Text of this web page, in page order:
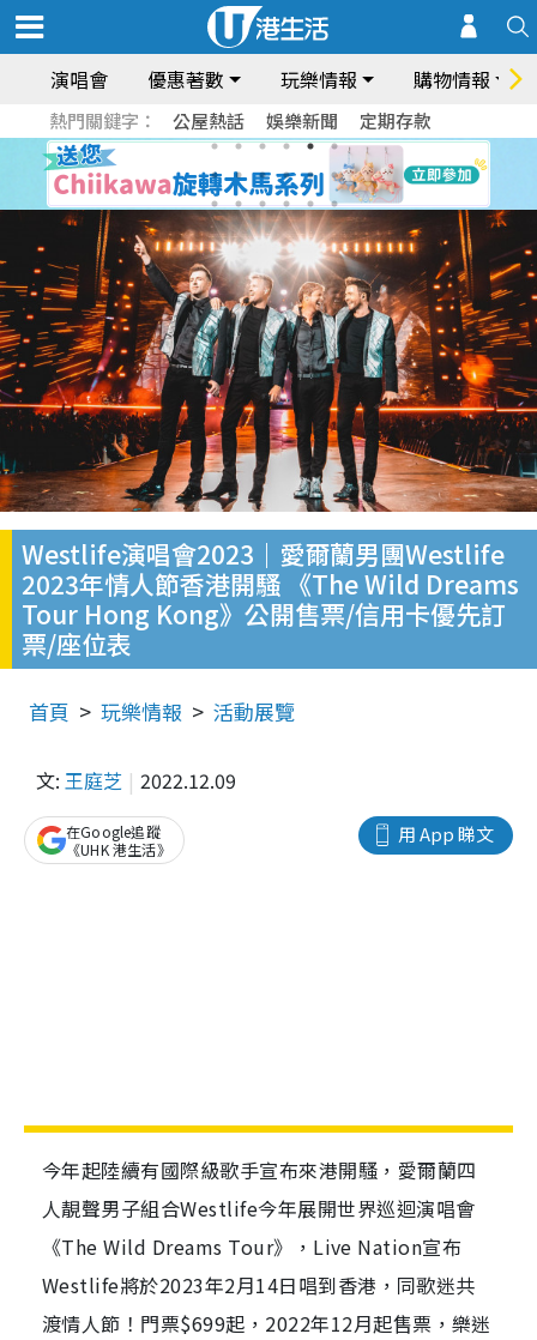
演唱會 優惠著數 玩樂情報 購物情報
熱門關鍵字： 公屋熱話 娛樂新聞 定期存款
Westlife演唱會2023｜愛爾蘭男團Westlife
2023年情人節香港開騷 《The Wild Dreams
Tour Hong Kong》公開售票/信用卡優先訂
票/座位表
首頁 玩樂情報 活動展覽
文: 王庭芝 2022.12.09
用 App 睇文
在Google追蹤
《UHK 港生活》
今年起陸續有國際級歌手宣布來港開騷，愛爾蘭四
人靚聲男子組合Westlife今年展開世界巡迴演唱會
《The Wild Dreams Tour》，Live Nation宣布
Westlife將於2023年2月14日唱到香港，同歌迷共
渡情人節！門票$699起，2022年12月起售票，樂迷